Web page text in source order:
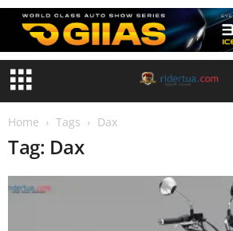
Home Tags Dax
Tag: Dax